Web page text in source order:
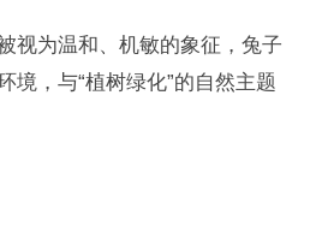
视为温和、机敏的象征，兔子
境，与“植树绿化”的自然主题